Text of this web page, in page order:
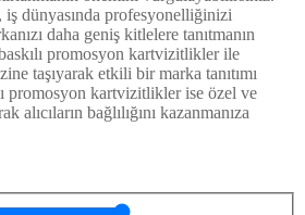
dünyasında profesyonelliğinizi
daha geniş kitlelere tanıtmanın
promosyon kartvizitlikler ile
taşıyarak etkili bir marka tanıtımı
promosyon kartvizitlikler ise özel ve
alıcıların bağlılığını kazanmanıza